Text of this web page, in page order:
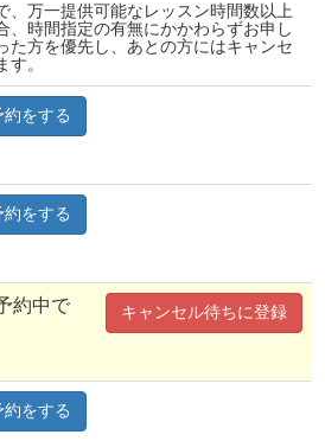
、万一提供可能なレッスン時間数以上
、時間指定の有無にかかわらずお申し
た方を優先し、あとの方にはキャンセ
す。
約をする
約をする
約中で
キャンセル待ちに登録
約をする